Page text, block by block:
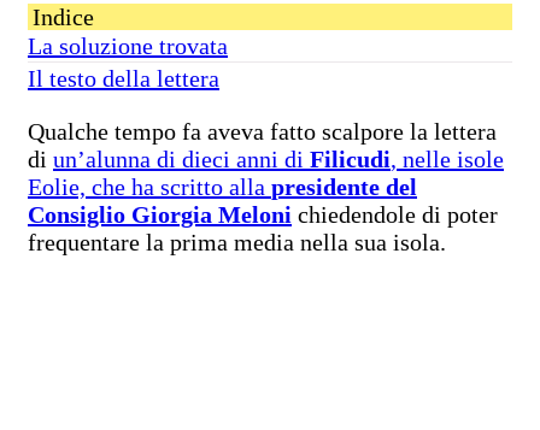
Indice
La soluzione trovata
Il testo della lettera
Qualche tempo fa aveva fatto scalpore la lettera
di un’alunna di dieci anni di Filicudi, nelle isole
Eolie, che ha scritto alla presidente del
Consiglio Giorgia Meloni chiedendole di poter
frequentare la prima media nella sua isola.